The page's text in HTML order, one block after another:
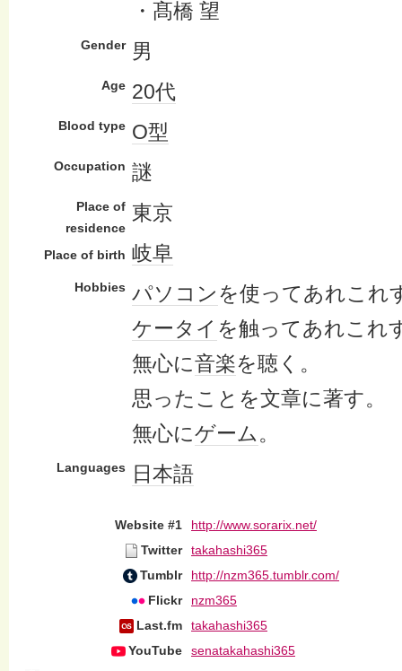
・髙橋 望
Gender 男
Age 20代
Blood type O型
Occupation 謎
Place of
residence
東京
Place of birth 岐阜
Hobbies パソコンを使ってあれこれ
ケータイ を触ってあれこれ
無心に音楽を聴く。
思ったことを文章に著す。
無心にゲーム。
Languages 日本語
Website #1
http://www.sorarix.net/
Twitter
takahashi365
Tumblr
http://nzm365.tumblr.com/
Flickr
nzm365
Last.fm
takahashi365
YouTube
senatakahashi365